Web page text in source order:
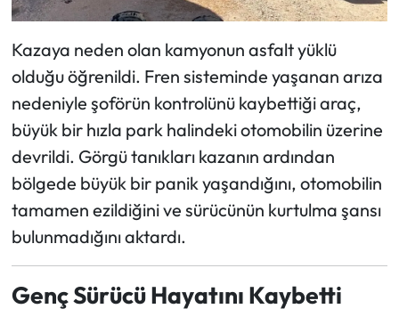
Kazaya neden olan kamyonun asfalt yüklü
olduğu öğrenildi. Fren sisteminde yaşanan arıza
nedeniyle şoförün kontrolünü kaybettiği araç,
büyük bir hızla park halindeki otomobilin üzerine
devrildi. Görgü tanıkları kazanın ardından
bölgede büyük bir panik yaşandığını, otomobilin
tamamen ezildiğini ve sürücünün kurtulma şansı
bulunmadığını aktardı.
Genç Sürücü Hayatını Kaybetti